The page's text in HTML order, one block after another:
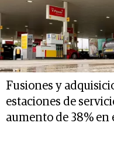
Fusiones y
estaciones de
aumento de 38%